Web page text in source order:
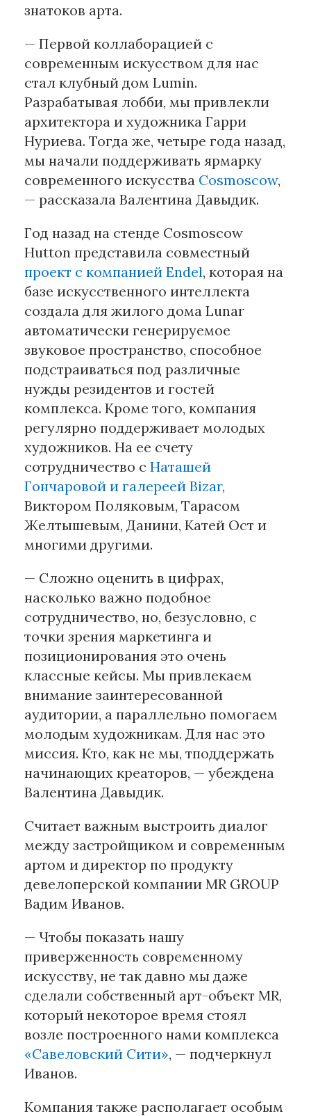
знатоков арта.
— Первой коллаборацией с
современным искусством для нас
стал клубный дом Lumin.
Разрабатывая лобби, мы привлекли
архитектора и художника Гарри
Нуриева. Тогда же, четыре года назад,
мы начали поддерживать ярмарку
современного искусства Cosmoscow,
— рассказала Валентина Давыдик.
Год назад на стенде Cosmoscow
Hutton представила совместный
проект с компанией Endel, которая на
базе искусственного интеллекта
создала для жилого дома Lunar
автоматически генерируемое
звуковое пространство, способное
подстраиваться под различные
нужды резидентов и гостей
комплекса. Кроме того, компания
регулярно поддерживает молодых
художников. На ее счету
сотрудничество с Наташей
Гончаровой и галереей Bizar,
Виктором Поляковым, Тарасом
Желтышевым, Данини, Катей Ост и
многими другими.
— Сложно оценить в цифрах,
насколько важно подобное
сотрудничество, но, безусловно, с
точки зрения маркетинга и
позиционирования это очень
классные кейсы. Мы привлекаем
внимание заинтересованной
аудитории, а параллельно помогаем
молодым художникам. Для нас это
миссия. Кто, как не мы, тподдержать
начинающих креаторов, — убеждена
Валентина Давыдик.
Считает важным выстроить диалог
между застройщиком и современным
артом и директор по продукту
девелоперской компании MR GROUP
Вадим Иванов.
— Чтобы показать нашу
приверженность современному
искусству, не так давно мы даже
сделали собственный арт-объект MR,
который некоторое время стоял
возле построенного нами комплекса
«Савеловский Сити», — подчеркнул
Иванов.
Компания также располагает особым